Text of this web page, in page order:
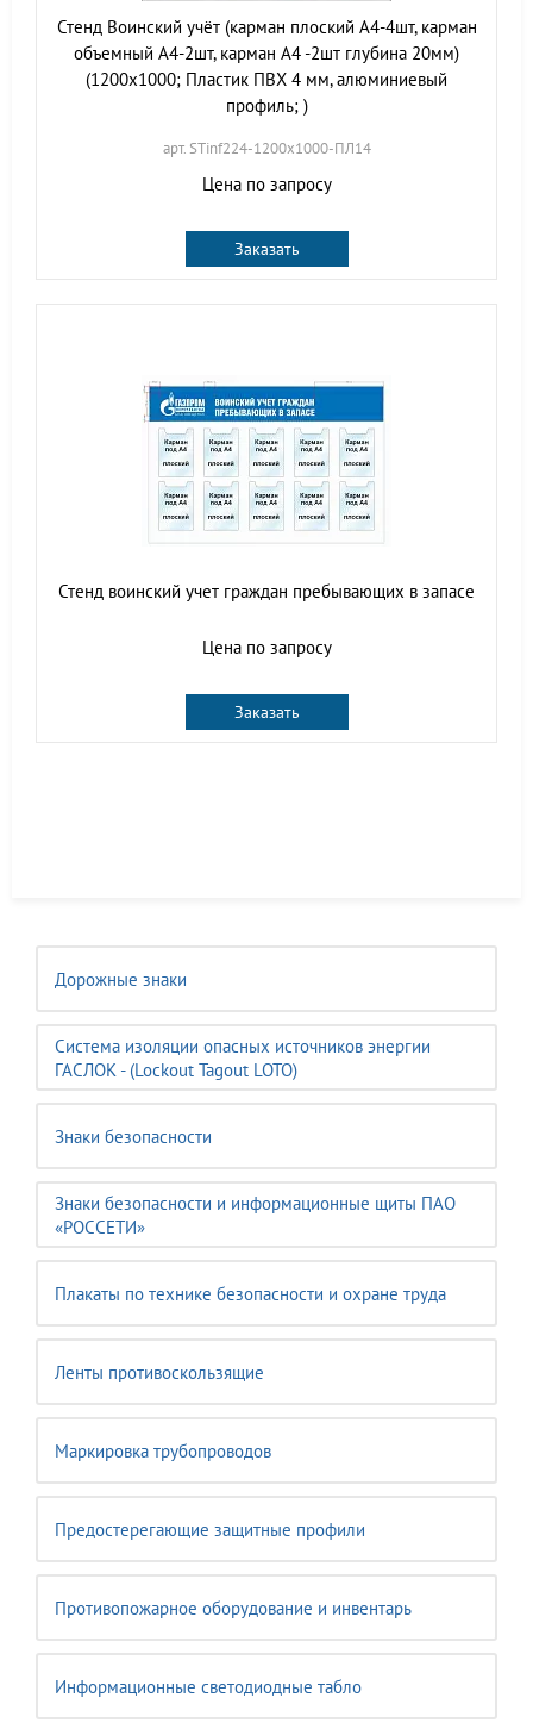
Дорожные знаки
Система изоляции опасных источников энергии
ГАСЛОК - (Lockout Tagout LOTO)
Знаки безопасности
Знаки безопасности и информационные щиты ПАО
«РОССЕТИ»
Плакаты по технике безопасности и охране труда
Ленты противоскользящие
Маркировка трубопроводов
Предостерегающие защитные профили
Противопожарное оборудование и инвентарь
Информационные светодиодные табло
Стенд Воинский учёт (карман плоский А4-4шт, карман
объемный А4-2шт, карман А4 -2шт глубина 20мм)
(1200х1000; Пластик ПВХ 4 мм, алюминиевый
профиль; )
арт. STinf224-1200х1000-ПЛ14
Цена по запросу
Заказать
Стенд воинский учет граждан пребывающих в запасе
Цена по запросу
Заказать